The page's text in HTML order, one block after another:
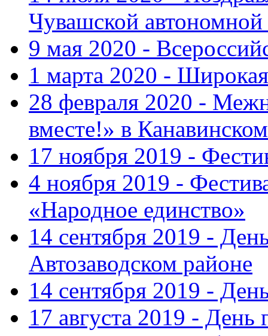
Чувашской автономной
9 мая 2020 -
1 марта 2020 -
28 февраля 2020 -
вместе!» в
17 ноября 2019 -
4 ноября 2019 -
«Народное единство»
14 сентября 2019 -
Автозаводском районе
14 сентября 2019 -
17 августа 2019 -